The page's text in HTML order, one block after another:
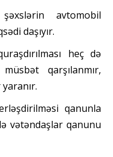
avtomobil
daşıyır.
heç də
qarşılanmır,
qanunla
vətəndaşlar qanunu